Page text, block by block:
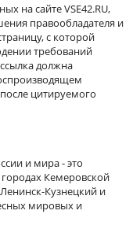
на сайте VSE42.RU,
правообладателя и
с которой
требований
должна
цитируемого
и мира - это
Кемеровской
Кузнецкий и
мировых и